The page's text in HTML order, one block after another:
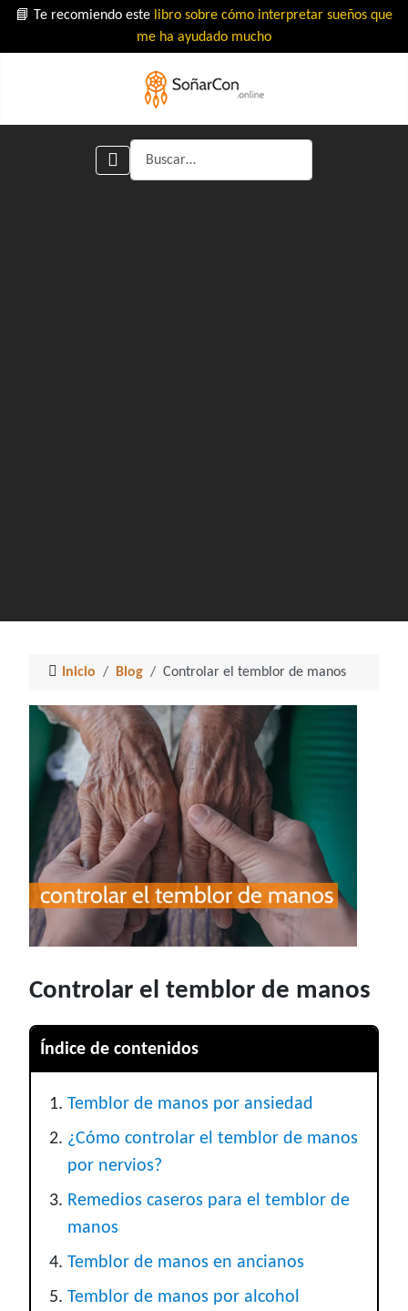
📘 Te recomiendo este libro sobre cómo interpretar sueños que
me ha ayudado mucho
Buscar
Inicio Blog Controlar el temblor de manos
Controlar el temblor de manos
Índice de contenidos
Temblor de manos por ansiedad
¿Cómo controlar el temblor de manos
por nervios?
Remedios caseros para el temblor de
manos
Temblor de manos en ancianos
Temblor de manos por alcohol